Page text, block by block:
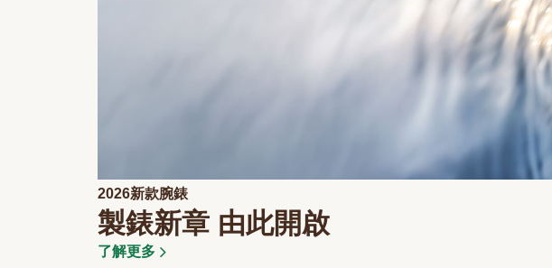
2026新款腕錶
製錶新章 由此開啟
了解更多